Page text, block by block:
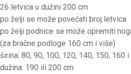
26 letvica u dužini 200 cm
po želji se može povećati broj letvica
po želji podnice se može opremiti
(za bračne podloge 160 cm i više)
širina: 80, 90, 100, 120, 140, 150, 160 i
dužina: 190 ili 200 cm